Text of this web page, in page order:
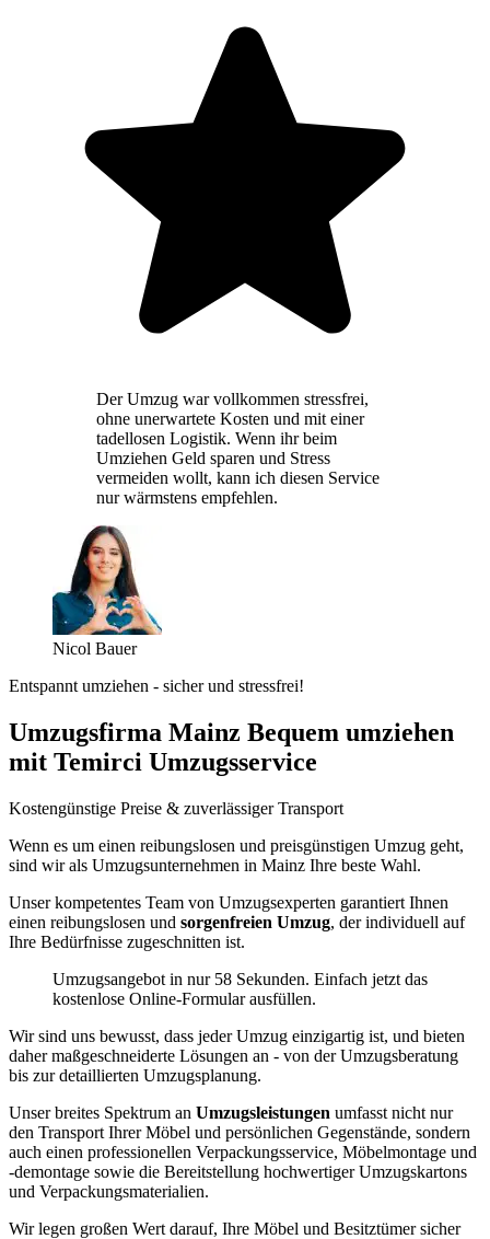
Der Umzug war vollkommen stressfrei,
ohne unerwartete Kosten und mit einer
tadellosen Logistik. Wenn ihr beim
Umziehen Geld sparen und Stress
vermeiden wollt, kann ich diesen Service
nur wärmstens empfehlen.
Nicol Bauer
Entspannt umziehen - sicher und stressfrei!
Umzugsfirma Mainz Bequem umziehen
mit Temirci Umzugsservice
Kostengünstige Preise & zuverlässiger Transport
Wenn es um einen reibungslosen und preisgünstigen Umzug geht,
sind wir als Umzugsunternehmen in Mainz Ihre beste Wahl.
Unser kompetentes Team von Umzugsexperten garantiert Ihnen
einen reibungslosen und sorgenfreien Umzug, der individuell auf
Ihre Bedürfnisse zugeschnitten ist.
Umzugsangebot in nur 58 Sekunden. Einfach jetzt das
kostenlose Online-Formular ausfüllen.
Wir sind uns bewusst, dass jeder Umzug einzigartig ist, und bieten
daher maßgeschneiderte Lösungen an - von der Umzugsberatung
bis zur detaillierten Umzugsplanung.
Unser breites Spektrum an Umzugsleistungen umfasst nicht nur
den Transport Ihrer Möbel und persönlichen Gegenstände, sondern
auch einen professionellen Verpackungsservice, Möbelmontage und
-demontage sowie die Bereitstellung hochwertiger Umzugskartons
und Verpackungsmaterialien.
Wir legen großen Wert darauf, Ihre Möbel und Besitztümer sicher